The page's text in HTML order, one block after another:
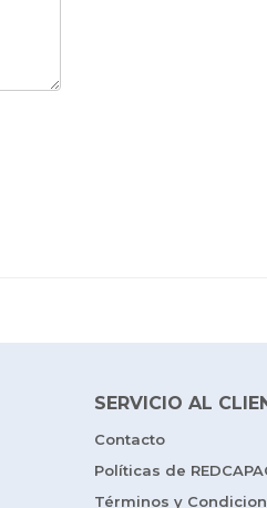
SERVICIO AL
Contacto
Políticas de
Términos y